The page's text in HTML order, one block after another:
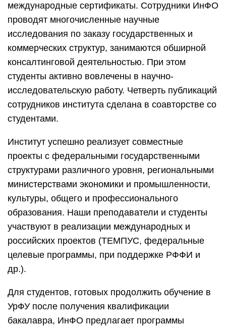
международные сертификаты. Сотрудники ИнФО
проводят многочисленные научные
исследования по заказу государственных и
коммерческих структур, занимаются обширной
консалтинговой деятельностью. При этом
студенты активно вовлечены в научно-
исследовательскую работу. Четверть публикаций
сотрудников института сделана в соавторстве со
студентами.
Институт успешно реализует совместные
проекты с федеральными государственными
структурами различного уровня, региональными
министерствами экономики и промышленности,
культуры, общего и профессионального
образования. Наши преподаватели и студенты
участвуют в реализации международных и
российских проектов (ТЕМПУС, федеральные
целевые программы, при поддержке РФФИ и
др.).
Для студентов, готовых продолжить обучение в
УрФУ после получения квалификации
бакалавра, ИнФО предлагает программы